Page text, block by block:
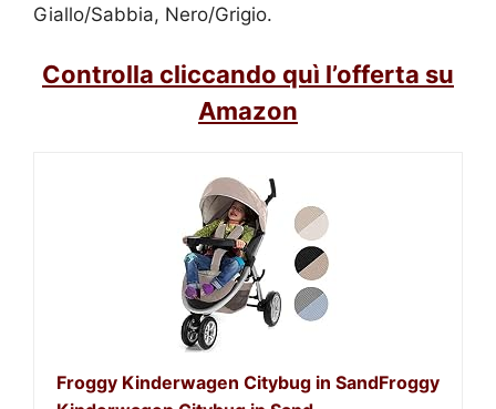
Giallo/Sabbia, Nero/Grigio.
Controlla cliccando quì l’offerta su
Amazon
Froggy Kinderwagen Citybug in SandFroggy